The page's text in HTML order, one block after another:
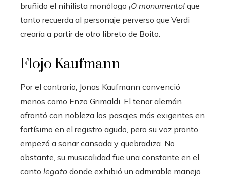
bruñido el nihilista monólogo ¡O monumento! que
tanto recuerda al personaje perverso que Verdi
crearía a partir de otro libreto de Boito.
Flojo Kaufmann
Por el contrario, Jonas Kaufmann convenció
menos como Enzo Grimaldi. El tenor alemán
afrontó con nobleza los pasajes más exigentes en
fortísimo en el registro agudo, pero su voz pronto
empezó a sonar cansada y quebradiza. No
obstante, su musicalidad fue una constante en el
canto legato donde exhibió un admirable manejo